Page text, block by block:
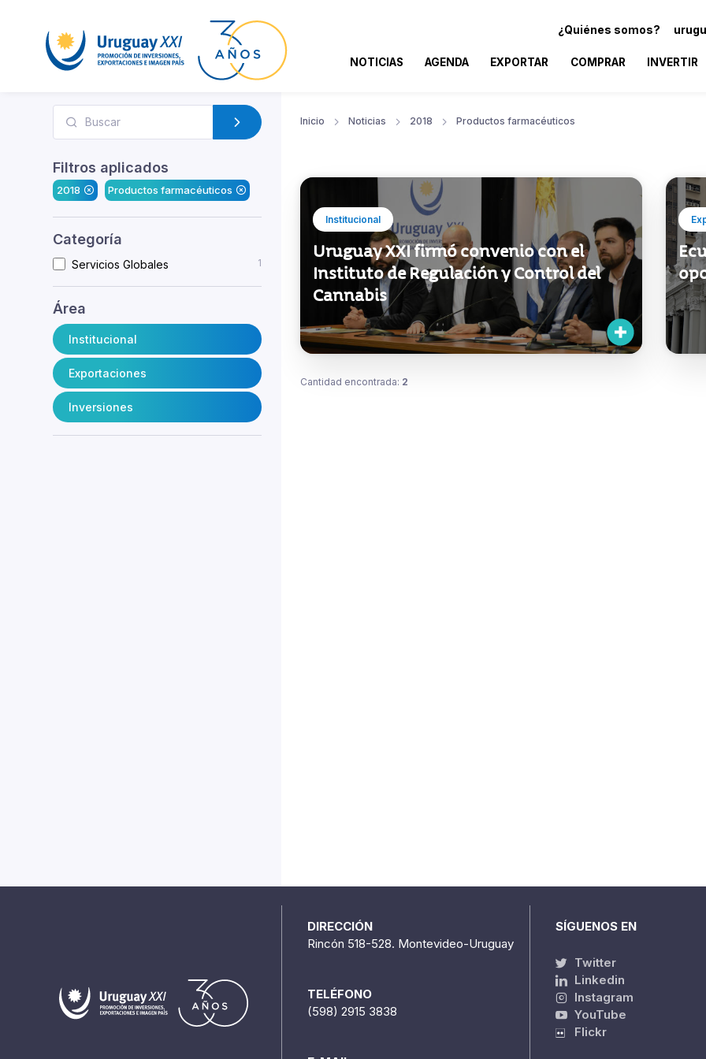
¿Quiénes somos?
NOTICIAS AGENDA EXPORTAR COMPRAR INVERTIR
Filtros aplicados
2018 Productos farmacéuticos
Categoría
Servicios Globales 1
Área
Institucional
Exportaciones
Inversiones
Inicio Noticias 2018 Productos farmacéuticos
Institucional
Uruguay XXI firmó convenio con el
Instituto de Regulación y Control del
Cannabis
Cantidad encontrada: 2
DIRECCIÓN
Rincón 518-528. Montevideo-Uruguay
TELÉFONO
(598) 2915 3838
SÍGUENOS EN
Twitter
Linkedin
Instagram
YouTube
Flickr